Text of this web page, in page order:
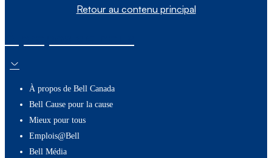
Retour au contenu principal
À propos de Bell Canada
Bell Cause pour la cause
Mieux pour tous
Emplois@Bell
Bell Média